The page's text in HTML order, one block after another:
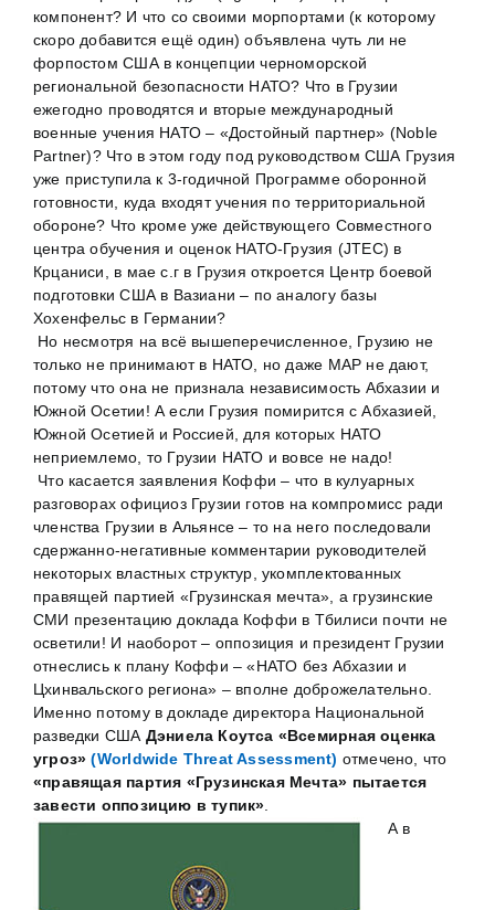
компонент? И что со своими морпортами (к которому
скоро добавится ещё один) объявлена чуть ли не
форпостом США в концепции черноморской
региональной безопасности НАТО? Что в Грузии
ежегодно проводятся и вторые международный
военные учения НАТО – «Достойный партнер» (Noble
Partner)? Что в этом году под руководством США Грузия
уже приступила к 3-годичной Программе оборонной
готовности, куда входят учения по территориальной
обороне? Что кроме уже действующего Совместного
центра обучения и оценок НАТО-Грузия (JTEC) в
Крцаниси, в мае с.г в Грузия откроется Центр боевой
подготовки США в Вазиани – по аналогу базы
Хохенфельс в Германии?
Но несмотря на всё вышеперечисленное, Грузию не
только не принимают в НАТО, но даже МАР не дают,
потому что она не признала независимость Абхазии и
Южной Осетии! А если Грузия помирится с Абхазией,
Южной Осетией и Россией, для которых НАТО
неприемлемо, то Грузии НАТО и вовсе не надо!
Что касается заявления Коффи – что в кулуарных
разговорах официоз Грузии готов на компромисс ради
членства Грузии в Альянсе – то на него последовали
сдержанно-негативные комментарии руководителей
некоторых властных структур, укомплектованных
правящей партией «Грузинская мечта», а грузинские
СМИ презентацию доклада Коффи в Тбилиси почти не
осветили! И наоборот – оппозиция и президент Грузии
отнеслись к плану Коффи – «НАТО без Абхазии и
Цхинвальского региона» – вполне доброжелательно.
Именно потому в докладе директора Национальной
разведки США Дэниела Коутса «Всемирная оценка
угроз»(Worldwide Threat Assessment) отмечено, что
«правящая партия «Грузинская Мечта» пытается
завести оппозицию в тупик»
А в